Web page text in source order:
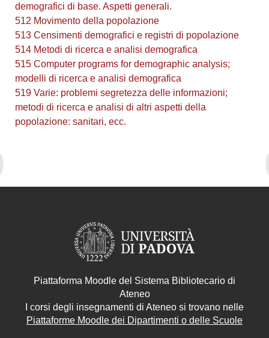
demografici di base. Aspetti generali.
512 Movimento della popolazione
513 Censimenti demografici e registri di popolazione
514 Metodi di ricerca e analisi demografica
515 Computer programs for demographic analysis;
modelli di ricerca e analisi demografica
519 Varie: problemi segretezza delle informazioni;
metodi di ricerca e analisi di altri aspetti della
popolazione: sanitari, ecc.
Piattaforma Moodle del Sistema Bibliotecario di
Ateneo
I corsi degli insegnamenti di Ateneo si trovano nelle
Piattaforme Moodle dei Dipartimenti o delle Scuole